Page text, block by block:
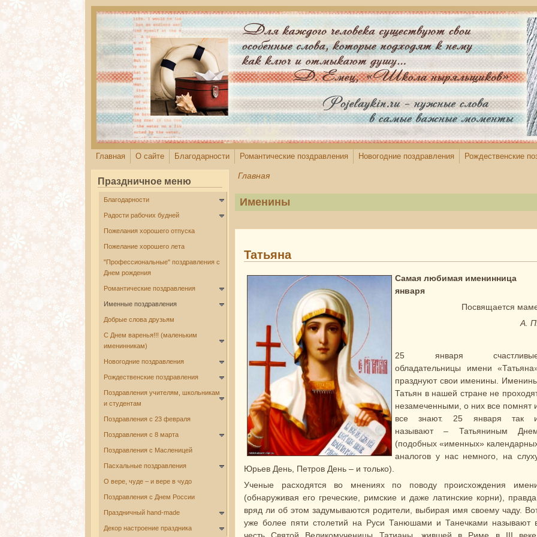
Перейти к основному содержанию
Главная О сайте Благодарности Романтические поздравления Новогодние поздравления Рождественские
Главная
Именины
Татьяна
Самая любимая именинница
января
Посвящается
А. П.
25 января
обладательницы имени
празднуют свои именины.
Татьян в нашей стране не
незамеченными, о них все помнят
все знают. 25 января так
называют – Татьяниным
(подобных «именных»
аналогов у нас немного, на
Юрьев День, Петров День – и только).
Ученые расходятся во мнениях по поводу происхождения
(обнаруживая его греческие, римские и даже латинские корни), правда,
вряд ли об этом задумываются родители, выбирая имя своему чаду.
уже более пяти столетий на Руси Танюшами и Танечками называют
Праздничное меню
Благодарности
Радости рабочих будней
Пожелания хорошего отпуска
Пожелание хорошего лета
"Профессиональные" поздравления с
Днем рождения
Романтические поздравления
Именные поздравления
Добрые слова друзьям
С Днем варенья!!! (маленьким
именинникам)
Новогодние поздравления
Рождественские поздравления
Поздравления учителям, школьникам
и студентам
Поздравления с 23 февраля
Поздравления с 8 марта
Поздравления с Масленицей
Пасхальные поздравления
О вере, чуде – и вере в чудо
Поздравления с Днем России
Праздничный hand-made
Декор настроение праздника